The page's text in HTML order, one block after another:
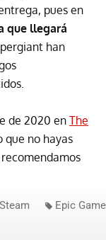
pues en
que llegará
han
de 2020 en The
que no hayas
Steam Epic